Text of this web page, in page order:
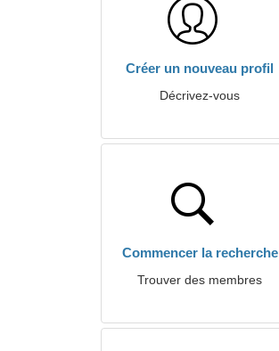
Créer un nouveau profil
Décrivez-vous
Commencer la recherche
Trouver des membres